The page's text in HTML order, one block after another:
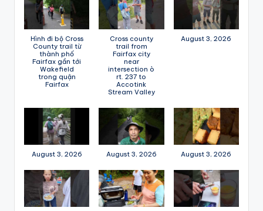
Hình đi bộ Cross
County trail từ
thành phố
Fairfax gần tới
Wakefield
trong quận
Fairfax
Cross county
trail from
Fairfax city
near
intersection ò
rt. 237 to
Accotink
Stream Valley
August 3, 2026
August 3, 2026 August 3, 2026 August 3, 2026